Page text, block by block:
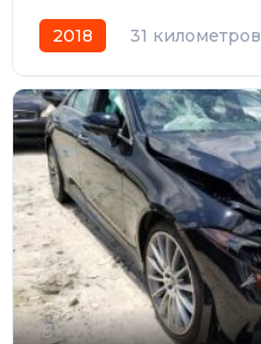
2018 31 километров